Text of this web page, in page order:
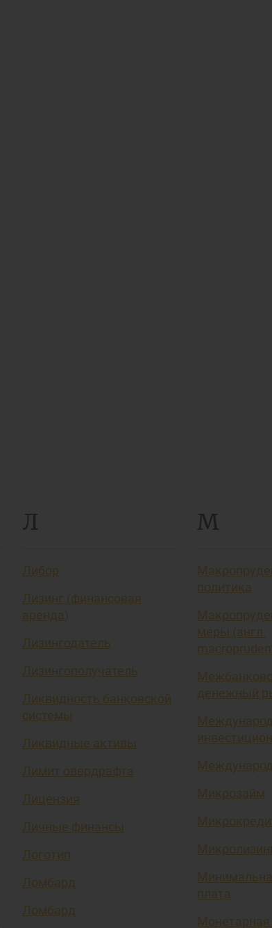
Л
Либор
Лизинг (финансовая
аренда)
Лизингодатель
Лизингополучатель
Ликвидность банковской
системы
Ликвидные активы
Лимит овердрафта
Лицензия
Личные финансы
Логотип
Ломбард
Ломбард
М
политика
меры (англ.
денежный
Микрозайм
плата
Монетарная